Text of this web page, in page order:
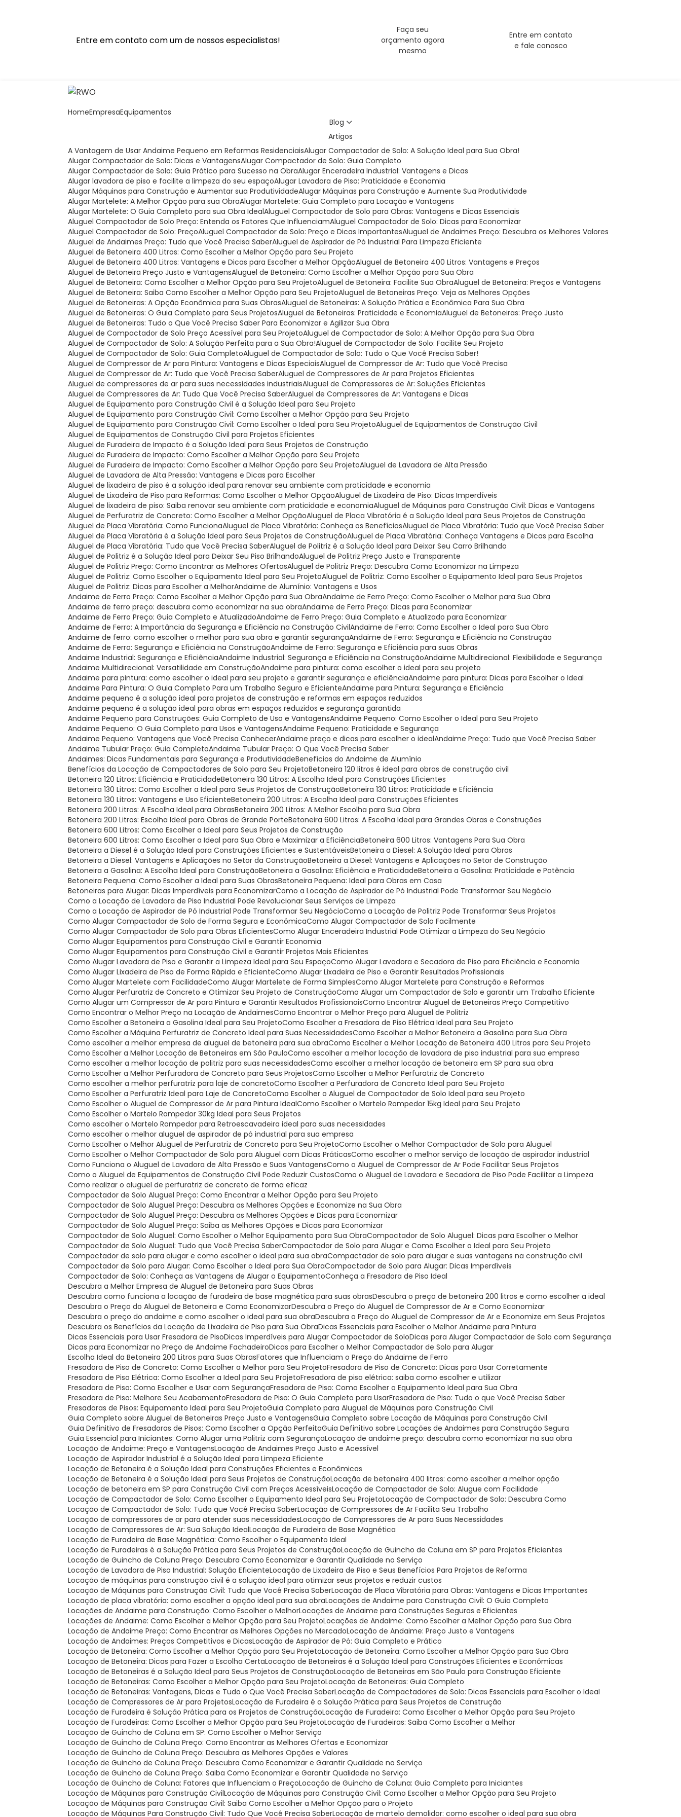
Entre em contato com um de nossos especialistas!
Faça seu
orçamento agora
mesmo
Entre em contato
e fale conosco
Home Empresa Equipamentos
Blog
Artigos
A Vantagem de Usar Andaime Pequeno em Reformas Residenciais Alugar Compactador de Solo: A Solução Ideal para Sua Obra!
Alugar Compactador de Solo: Dicas e Vantagens Alugar Compactador de Solo: Guia Completo
Alugar Compactador de Solo: Guia Prático para Sucesso na Obra Alugar Enceradeira Industrial: Vantagens e Dicas
Alugar lavadora de piso e facilite a limpeza do seu espaço Alugar Lavadora de Piso: Praticidade e Economia
Alugar Máquinas para Construção e Aumentar sua Produtividade Alugar Máquinas para Construção e Aumente Sua Produtividade
Alugar Martelete: A Melhor Opção para sua Obra Alugar Martelete: Guia Completo para Locação e Vantagens
Alugar Martelete: O Guia Completo para sua Obra Ideal Aluguel Compactador de Solo para Obras: Vantagens e Dicas Essenciais
Aluguel Compactador de Solo Preço: Entenda os Fatores Que Influenciam Aluguel Compactador de Solo: Dicas para Economizar
Aluguel Compactador de Solo: Preço Aluguel Compactador de Solo: Preço e Dicas Importantes Aluguel de Andaimes Preço: Descubra os Melhores Valores
Aluguel de Andaimes Preço: Tudo que Você Precisa Saber Aluguel de Aspirador de Pó Industrial Para Limpeza Eficiente
Aluguel de Betoneira 400 Litros: Como Escolher a Melhor Opção para Seu Projeto
Aluguel de Betoneira 400 Litros: Vantagens e Dicas para Escolher a Melhor Opção Aluguel de Betoneira 400 Litros: Vantagens e Preços
Aluguel de Betoneira Preço Justo e Vantagens Aluguel de Betoneira: Como Escolher a Melhor Opção para Sua Obra
Aluguel de Betoneira: Como Escolher a Melhor Opção para Seu Projeto Aluguel de Betoneira: Facilite Sua Obra Aluguel de Betoneira: Preços e Vantagens
Aluguel de Betoneira: Saiba Como Escolher a Melhor Opção para Seu Projeto Aluguel de Betoneiras Preço: Veja as Melhores Opções
Aluguel de Betoneiras: A Opção Econômica para Suas Obras Aluguel de Betoneiras: A Solução Prática e Econômica Para Sua Obra
Aluguel de Betoneiras: O Guia Completo para Seus Projetos Aluguel de Betoneiras: Praticidade e Economia Aluguel de Betoneiras: Preço Justo
Aluguel de Betoneiras: Tudo o Que Você Precisa Saber Para Economizar e Agilizar Sua Obra
Aluguel de Compactador de Solo Preço Acessível para Seu Projeto Aluguel de Compactador de Solo: A Melhor Opção para Sua Obra
Aluguel de Compactador de Solo: A Solução Perfeita para a Sua Obra! Aluguel de Compactador de Solo: Facilite Seu Projeto
Aluguel de Compactador de Solo: Guia Completo Aluguel de Compactador de Solo: Tudo o Que Você Precisa Saber!
Aluguel de Compressor de Ar para Pintura: Vantagens e Dicas Especiais Aluguel de Compressor de Ar: Tudo que Você Precisa
Aluguel de Compressor de Ar: Tudo que Você Precisa Saber Aluguel de Compressores de Ar para Projetos Eficientes
Aluguel de compressores de ar para suas necessidades industriais Aluguel de Compressores de Ar: Soluções Eficientes
Aluguel de Compressores de Ar: Tudo Que Você Precisa Saber Aluguel de Compressores de Ar: Vantagens e Dicas
Aluguel de Equipamento para Construção Civil é a Solução Ideal para Seu Projeto
Aluguel de Equipamento para Construção Civil: Como Escolher a Melhor Opção para Seu Projeto
Aluguel de Equipamento para Construção Civil: Como Escolher o Ideal para Seu Projeto Aluguel de Equipamentos de Construção Civil
Aluguel de Equipamentos de Construção Civil para Projetos Eficientes
Aluguel de Furadeira de Impacto é a Solução Ideal para Seus Projetos de Construção
Aluguel de Furadeira de Impacto: Como Escolher a Melhor Opção para Seu Projeto
Aluguel de Furadeira de Impacto: Como Escolher a Melhor Opção para Seu Projeto Aluguel de Lavadora de Alta Pressão
Aluguel de Lavadora de Alta Pressão: Vantagens e Dicas para Escolher
Aluguel de lixadeira de piso é a solução ideal para renovar seu ambiente com praticidade e economia
Aluguel de Lixadeira de Piso para Reformas: Como Escolher a Melhor Opção Aluguel de Lixadeira de Piso: Dicas Imperdíveis
Aluguel de lixadeira de piso: Saiba renovar seu ambiente com praticidade e economia Aluguel de Máquinas para Construção Civil: Dicas e Vantagens
Aluguel de Perfuratriz de Concreto: Como Escolher a Melhor Opção Aluguel de Placa Vibratória é a Solução Ideal para Seus Projetos de Construção
Aluguel de Placa Vibratória: Como Funciona Aluguel de Placa Vibratória: Conheça os Benefícios Aluguel de Placa Vibratória: Tudo que Você Precisa Saber
Aluguel de Placa Vibratória é a Solução Ideal para Seus Projetos de Construção Aluguel de Placa Vibratória: Conheça Vantagens e Dicas para Escolha
Aluguel de Placa Vibratória: Tudo que Você Precisa Saber Aluguel de Politriz é a Solução Ideal para Deixar Seu Carro Brilhando
Aluguel de Politriz é a Solução Ideal para Deixar Seu Piso Brilhando Aluguel de Politriz Preço Justo e Transparente
Aluguel de Politriz Preço: Como Encontrar as Melhores Ofertas Aluguel de Politriz Preço: Descubra Como Economizar na Limpeza
Aluguel de Politriz: Como Escolher o Equipamento Ideal para Seu Projeto Aluguel de Politriz: Como Escolher o Equipamento Ideal para Seus Projetos
Aluguel de Politriz: Dicas para Escolher a Melhor Andaime de Alumínio: Vantagens e Usos
Andaime de Ferro Preço: Como Escolher a Melhor Opção para Sua Obra Andaime de Ferro Preço: Como Escolher o Melhor para Sua Obra
Andaime de ferro preço: descubra como economizar na sua obra Andaime de Ferro Preço: Dicas para Economizar
Andaime de Ferro Preço: Guia Completo e Atualizado Andaime de Ferro Preço: Guia Completo e Atualizado para Economizar
Andaime de Ferro: A Importância da Segurança e Eficiência na Construção Civil Andaime de Ferro: Como Escolher o Ideal para Sua Obra
Andaime de ferro: como escolher o melhor para sua obra e garantir segurança Andaime de Ferro: Segurança e Eficiência na Construção
Andaime de Ferro: Segurança e Eficiência na Construção Andaime de Ferro: Segurança e Eficiência para suas Obras
Andaime Industrial: Segurança e Eficiência Andaime Industrial: Segurança e Eficiência na Construção Andaime Multidirecional: Flexibilidade e Segurança
Andaime Multidirecional: Versatilidade em Construção Andaime para pintura: como escolher o ideal para seu projeto
Andaime para pintura: como escolher o ideal para seu projeto e garantir segurança e eficiência Andaime para pintura: Dicas para Escolher o Ideal
Andaime Para Pintura: O Guia Completo Para um Trabalho Seguro e Eficiente Andaime para Pintura: Segurança e Eficiência
Andaime pequeno é a solução ideal para projetos de construção e reformas em espaços reduzidos
Andaime pequeno é a solução ideal para obras em espaços reduzidos e segurança garantida
Andaime Pequeno para Construções: Guia Completo de Uso e Vantagens Andaime Pequeno: Como Escolher o Ideal para Seu Projeto
Andaime Pequeno: O Guia Completo para Usos e Vantagens Andaime Pequeno: Praticidade e Segurança
Andaime Pequeno: Vantagens que Você Precisa Conhecer Andaime preço e dicas para escolher o ideal Andaime Preço: Tudo que Você Precisa Saber
Andaime Tubular Preço: Guia Completo Andaime Tubular Preço: O Que Você Precisa Saber
Andaimes: Dicas Fundamentais para Segurança e Produtividade Benefícios do Andaime de Alumínio
Benefícios da Locação de Compactadores de Solo para Seu Projeto Betoneira 120 litros é ideal para obras de construção civil
Betoneira 120 Litros: Eficiência e Praticidade Betoneira 130 Litros: A Escolha Ideal para Construções Eficientes
Betoneira 130 Litros: Como Escolher a Ideal para Seus Projetos de Construção Betoneira 130 Litros: Praticidade e Eficiência
Betoneira 130 Litros: Vantagens e Uso Eficiente Betoneira 200 Litros: A Escolha Ideal para Construções Eficientes
Betoneira 200 Litros: A Escolha Ideal para Obras Betoneira 200 Litros: A Melhor Escolha para Sua Obra
Betoneira 200 Litros: Escolha Ideal para Obras de Grande Porte Betoneira 600 Litros: A Escolha Ideal para Grandes Obras e Construções
Betoneira 600 Litros: Como Escolher a Ideal para Seus Projetos de Construção
Betoneira 600 Litros: Como Escolher a Ideal para Sua Obra e Maximizar a Eficiência Betoneira 600 Litros: Vantagens Para Sua Obra
Betoneira a Diesel é a Solução Ideal para Construções Eficientes e Sustentáveis Betoneira a Diesel: A Solução Ideal para Obras
Betoneira a Diesel: Vantagens e Aplicações no Setor da Construção Betoneira a Diesel: Vantagens e Aplicações no Setor de Construção
Betoneira a Gasolina: A Escolha Ideal para Construção Betoneira a Gasolina: Eficiência e Praticidade Betoneira a Gasolina: Praticidade e Potência
Betoneira Pequena: Como Escolher a Ideal para Suas Obras Betoneira Pequena: Ideal para Obras em Casa
Betoneiras para Alugar: Dicas Imperdíveis para Economizar Como a Locação de Aspirador de Pó Industrial Pode Transformar Seu Negócio
Como a Locação de Lavadora de Piso Industrial Pode Revolucionar Seus Serviços de Limpeza
Como a Locação de Aspirador de Pó Industrial Pode Transformar Seu Negócio Como a Locação de Politriz Pode Transformar Seus Projetos
Como Alugar Compactador de Solo de Forma Segura e Econômica Como Alugar Compactador de Solo Facilmente
Como Alugar Compactador de Solo para Obras Eficientes Como Alugar Enceradeira Industrial Pode Otimizar a Limpeza do Seu Negócio
Como Alugar Equipamentos para Construção Civil e Garantir Economia
Como Alugar Equipamentos para Construção Civil e Garantir Projetos Mais Eficientes
Como Alugar Lavadora de Piso e Garantir a Limpeza Ideal para Seu Espaço Como Alugar Lavadora e Secadora de Piso para Eficiência e Economia
Como Alugar Lixadeira de Piso de Forma Rápida e Eficiente Como Alugar Lixadeira de Piso e Garantir Resultados Profissionais
Como Alugar Martelete com Facilidade Como Alugar Martelete de Forma Simples Como Alugar Martelete para Construção e Reformas
Como Alugar Perfuratriz de Concreto e Otimizar Seu Projeto de Construção Como Alugar um Compactador de Solo e garantir um Trabalho Eficiente
Como Alugar um Compressor de Ar para Pintura e Garantir Resultados Profissionais Como Encontrar Aluguel de Betoneiras Preço Competitivo
Como Encontrar o Melhor Preço na Locação de Andaimes Como Encontrar o Melhor Preço para Aluguel de Politriz
Como Escolher a Betoneira a Gasolina Ideal para Seu Projeto Como Escolher a Fresadora de Piso Elétrica Ideal para Seu Projeto
Como Escolher a Máquina Perfuratriz de Concreto Ideal para Suas Necessidades Como Escolher a Melhor Betoneira a Gasolina para Sua Obra
Como escolher a melhor empresa de aluguel de betoneira para sua obra Como Escolher a Melhor Locação de Betoneira 400 Litros para Seu Projeto
Como Escolher a Melhor Locação de Betoneiras em São Paulo Como escolher a melhor locação de lavadora de piso industrial para sua empresa
Como escolher a melhor locação de politriz para suas necessidades Como escolher a melhor locação de betoneira em SP para sua obra
Como Escolher a Melhor Perfuradora de Concreto para Seus Projetos Como Escolher a Melhor Perfuratriz de Concreto
Como escolher a melhor perfuratriz para laje de concreto Como Escolher a Perfuradora de Concreto Ideal para Seu Projeto
Como Escolher a Perfuratriz Ideal para Laje de Concreto Como Escolher o Aluguel de Compactador de Solo Ideal para seu Projeto
Como Escolher o Aluguel de Compressor de Ar para Pintura Ideal Como Escolher o Martelo Rompedor 15kg Ideal para Seu Projeto
Como Escolher o Martelo Rompedor 30kg Ideal para Seus Projetos
Como escolher o Martelo Rompedor para Retroescavadeira ideal para suas necessidades
Como escolher o melhor aluguel de aspirador de pó industrial para sua empresa
Como Escolher o Melhor Aluguel de Perfuratriz de Concreto para Seu Projeto Como Escolher o Melhor Compactador de Solo para Aluguel
Como Escolher o Melhor Compactador de Solo para Aluguel com Dicas Práticas Como escolher o melhor serviço de locação de aspirador industrial
Como Funciona o Aluguel de Lavadora de Alta Pressão e Suas Vantagens Como o Aluguel de Compressor de Ar Pode Facilitar Seus Projetos
Como o Aluguel de Equipamentos de Construção Civil Pode Reduzir Custos Como o Aluguel de Lavadora e Secadora de Piso Pode Facilitar a Limpeza
Como realizar o aluguel de perfuratriz de concreto de forma eficaz
Compactador de Solo Aluguel Preço: Como Encontrar a Melhor Opção para Seu Projeto
Compactador de Solo Aluguel Preço: Descubra as Melhores Opções e Economize na Sua Obra
Compactador de Solo Aluguel Preço: Descubra as Melhores Opções e Dicas para Economizar
Compactador de Solo Aluguel Preço: Saiba as Melhores Opções e Dicas para Economizar
Compactador de Solo Aluguel: Como Escolher o Melhor Equipamento para Sua Obra Compactador de Solo Aluguel: Dicas para Escolher o Melhor
Compactador de Solo Aluguel: Tudo que Você Precisa Saber Compactador de Solo para Alugar e Como Escolher o Ideal para Seu Projeto
Compactador de solo para alugar e como escolher o ideal para sua obra Compactador de solo para alugar e suas vantagens na construção civil
Compactador de Solo para Alugar: Como Escolher o Ideal para Sua Obra Compactador de Solo para Alugar: Dicas Imperdíveis
Compactador de Solo: Conheça as Vantagens de Alugar o Equipamento Conheça a Fresadora de Piso Ideal
Descubra a Melhor Empresa de Aluguel de Betoneira para Suas Obras
Descubra como funciona a locação de furadeira de base magnética para suas obras Descubra o preço de betoneira 200 litros e como escolher a ideal
Descubra o Preço do Aluguel de Betoneira e Como Economizar Descubra o Preço do Aluguel de Compressor de Ar e Como Economizar
Descubra o preço do andaime e como escolher o ideal para sua obra Descubra o Preço do Aluguel de Compressor de Ar e Economize em Seus Projetos
Descubra os Benefícios da Locação de Lixadeira de Piso para Sua Obra Dicas Essenciais para Escolher o Melhor Andaime para Pintura
Dicas Essenciais para Usar Fresadora de Piso Dicas Imperdíveis para Alugar Compactador de Solo Dicas para Alugar Compactador de Solo com Segurança
Dicas para Economizar no Preço de Andaime Fachadeiro Dicas para Escolher o Melhor Compactador de Solo para Alugar
Escolha Ideal da Betoneira 200 Litros para Suas Obras Fatores que Influenciam o Preço do Andaime de Ferro
Fresadora de Piso de Concreto: Como Escolher a Melhor para Seu Projeto Fresadora de Piso de Concreto: Dicas para Usar Corretamente
Fresadora de Piso Elétrica: Como Escolher a Ideal para Seu Projeto Fresadora de piso elétrica: saiba como escolher e utilizar
Fresadora de Piso: Como Escolher e Usar com Segurança Fresadora de Piso: Como Escolher o Equipamento Ideal para Sua Obra
Fresadora de Piso: Melhore Seu Acabamento Fresadora de Piso: O Guia Completo para Usar Fresadora de Piso: Tudo o que Você Precisa Saber
Fresadoras de Pisos: Equipamento Ideal para Seu Projeto Guia Completo para Aluguel de Máquinas para Construção Civil
Guia Completo sobre Aluguel de Betoneiras Preço Justo e Vantagens Guia Completo sobre Locação de Máquinas para Construção Civil
Guia Definitivo de Fresadoras de Pisos: Como Escolher a Opção Perfeita Guia Definitivo sobre Locações de Andaimes para Construção Segura
Guia Essencial para Iniciantes: Como Alugar uma Politriz com Segurança Locação de andaime preço: descubra como economizar na sua obra
Locação de Andaime: Preço e Vantagens Locação de Andaimes Preço Justo e Acessível
Locação de Aspirador Industrial é a Solução Ideal para Limpeza Eficiente
Locação de Betoneira é a Solução Ideal para Construções Eficientes e Econômicas
Locação de Betoneira é a Solução Ideal para Seus Projetos de Construção Locação de betoneira 400 litros: como escolher a melhor opção
Locação de betoneira em SP para Construção Civil com Preços Acessíveis Locação de Compactador de Solo: Alugue com Facilidade
Locação de Compactador de Solo: Como Escolher o Equipamento Ideal para Seu Projeto Locação de Compactador de Solo: Descubra Como
Locação de Compactador de Solo: Tudo que Você Precisa Saber Locação de Compressores de Ar Facilita Seu Trabalho
Locação de compressores de ar para atender suas necessidades Locação de Compressores de Ar para Suas Necessidades
Locação de Compressores de Ar: Sua Solução Ideal Locação de Furadeira de Base Magnética
Locação de Furadeira de Base Magnética: Como Escolher o Equipamento Ideal
Locação de Furadeiras é a Solução Prática para Seus Projetos de Construção Locação de Guincho de Coluna em SP para Projetos Eficientes
Locação de Guincho de Coluna Preço: Descubra Como Economizar e Garantir Qualidade no Serviço
Locação de Lavadora de Piso Industrial: Solução Eficiente Locação de Lixadeira de Piso e Seus Benefícios Para Projetos de Reforma
Locação de máquinas para construção civil é a solução ideal para otimizar seus projetos e reduzir custos
Locação de Máquinas para Construção Civil: Tudo que Você Precisa Saber Locação de Placa Vibratória para Obras: Vantagens e Dicas Importantes
Locação de placa vibratória: como escolher a opção ideal para sua obra Locações de Andaime para Construção Civil: O Guia Completo
Locações de Andaime para Construção: Como Escolher o Melhor Locações de Andaime para Construções Seguras e Eficientes
Locações de Andaime: Como Escolher a Melhor Opção para Seu Projeto Locações de Andaime: Como Escolher a Melhor Opção para Sua Obra
Locação de Andaime Preço: Como Encontrar as Melhores Opções no Mercado Locação de Andaime: Preço Justo e Vantagens
Locação de Andaimes: Preços Competitivos e Dicas Locação de Aspirador de Pó: Guia Completo e Prático
Locação de Betoneira: Como Escolher a Melhor Opção para Seu Projeto Locação de Betoneira: Como Escolher a Melhor Opção para Sua Obra
Locação de Betoneira: Dicas para Fazer a Escolha Certa Locação de Betoneiras é a Solução Ideal para Construções Eficientes e Econômicas
Locação de Betoneiras é a Solução Ideal para Seus Projetos de Construção Locação de Betoneiras em São Paulo para Construção Eficiente
Locação de Betoneiras: Como Escolher a Melhor Opção para Seu Projeto Locação de Betoneiras: Guia Completo
Locação de Betoneiras: Vantagens, Dicas e Tudo o Que Você Precisa Saber Locação de Compactadores de Solo: Dicas Essenciais para Escolher o Ideal
Locação de Compressores de Ar para Projetos Locação de Furadeira é a Solução Prática para Seus Projetos de Construção
Locação de Furadeira é Solução Prática para os Projetos de Construção Locação de Furadeira: Como Escolher a Melhor Opção para Seu Projeto
Locação de Furadeiras: Como Escolher a Melhor Opção para Seu Projeto Locação de Furadeiras: Saiba Como Escolher a Melhor
Locação de Guincho de Coluna em SP: Como Escolher o Melhor Serviço
Locação de Guincho de Coluna Preço: Como Encontrar as Melhores Ofertas e Economizar
Locação de Guincho de Coluna Preço: Descubra as Melhores Opções e Valores
Locação de Guincho de Coluna Preço: Descubra Como Economizar e Garantir Qualidade no Serviço
Locação de Guincho de Coluna Preço: Saiba Como Economizar e Garantir Qualidade no Serviço
Locação de Guincho de Coluna: Fatores que Influenciam o Preço Locação de Guincho de Coluna: Guia Completo para Iniciantes
Locação de Máquinas para Construção Civil Locação de Máquinas para Construção Civil: Como Escolher a Melhor Opção para Seu Projeto
Locação de Máquinas para Construção Civil: Saiba Como Escolher a Melhor Opção para o Projeto
Locação de Máquinas Para Construção Civil: Tudo Que Você Precisa Saber Locação de martelo demolidor: como escolher o ideal para sua obra